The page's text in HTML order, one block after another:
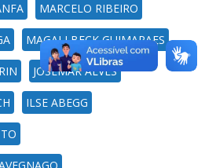
MARCELO RIBEIRO
MAGALI BECK GUIMARAES
JOSEMAR ALVES
ILSE ABEGG